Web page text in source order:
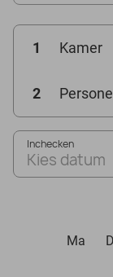
1 Kamer
2
Inchecken
Kies datum
Ma